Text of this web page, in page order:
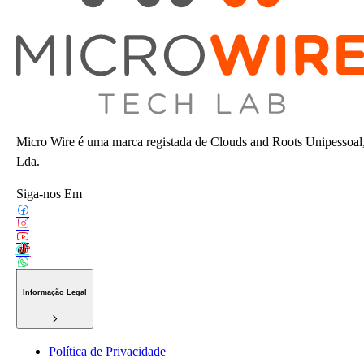
Micro Wire é uma marca registada de Clouds and Roots
Lda.
Siga-nos Em
Informação Legal
Política de Privacidade